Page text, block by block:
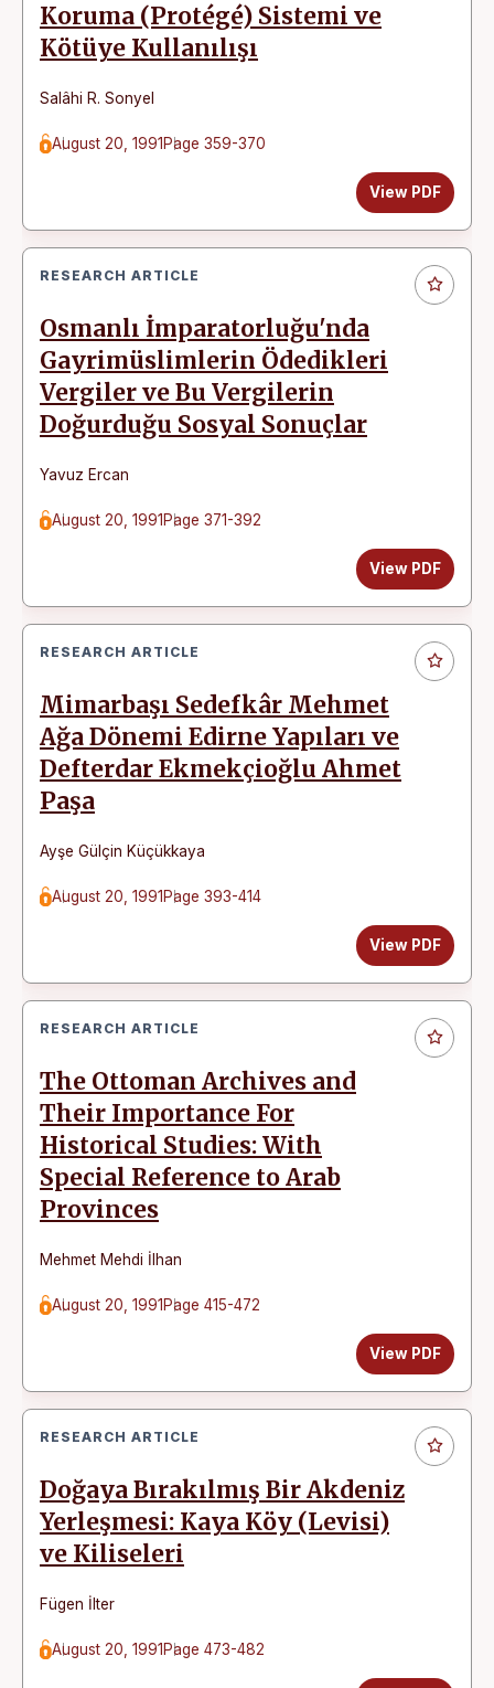
Koruma (Protégé) Sistemi ve
Kötüye Kullanılışı
Salâhi R. Sonyel
August 20, 1991 Page 359-370
View PDF
RESEARCH ARTICLE
Osmanlı İmparatorluğu'nda
Gayrimüslimlerin Ödedikleri
Vergiler ve Bu Vergilerin
Doğurduğu Sosyal Sonuçlar
Yavuz Ercan
August 20, 1991 Page 371-392
View PDF
RESEARCH ARTICLE
Mimarbaşı Sedefkâr Mehmet
Ağa Dönemi Edirne Yapıları ve
Defterdar Ekmekçioğlu Ahmet
Paşa
Ayşe Gülçin Küçükkaya
August 20, 1991 Page 393-414
View PDF
RESEARCH ARTICLE
The Ottoman Archives and
Their Importance For
Historical Studies: With
Special Reference to Arab
Provinces
Mehmet Mehdi İlhan
August 20, 1991 Page 415-472
View PDF
RESEARCH ARTICLE
Doğaya Bırakılmış Bir Akdeniz
Yerleşmesi: Kaya Köy (Levisi)
ve Kiliseleri
Fügen İlter
August 20, 1991 Page 473-482